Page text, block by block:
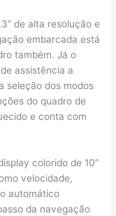
de alta resolução e
embarcada está
também. Já o
assistência a
seleção dos modos
do quadro de
e conta com
colorido de 10”
velocidade,
automático
da navegação